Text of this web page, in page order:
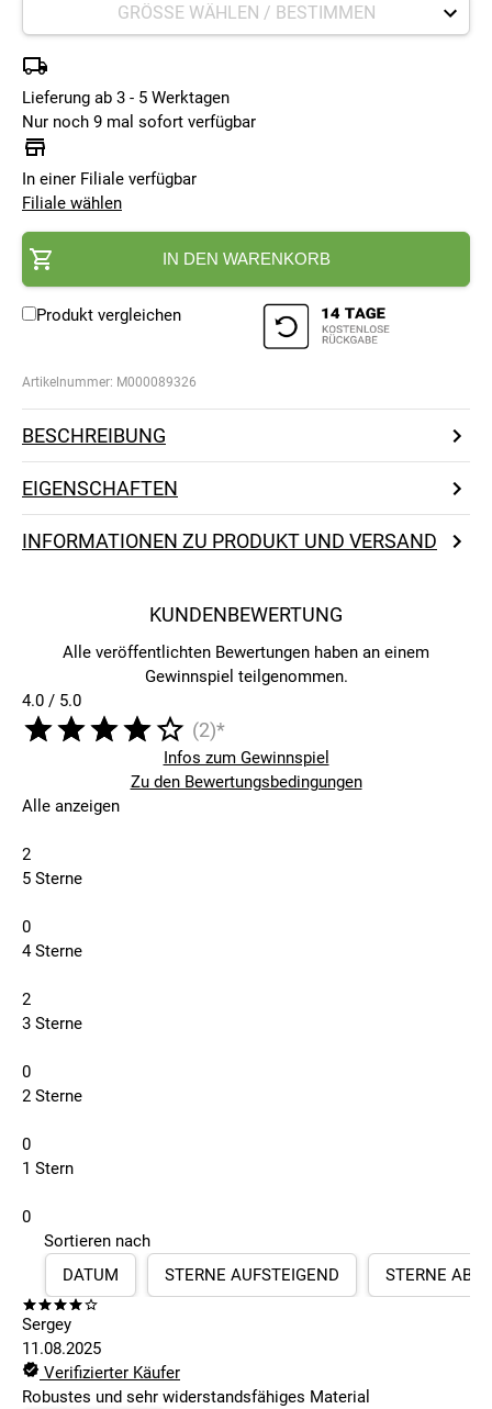
Lieferung ab 3 - 5 Werktagen
Nur noch 9 mal sofort verfügbar
In einer Filiale verfügbar
Filiale wählen
IN DEN WARENKORB
Produkt vergleichen
Artikelnummer: M000089326
BESCHREIBUNG
EIGENSCHAFTEN
INFORMATIONEN ZU PRODUKT UND VERSAND
KUNDENBEWERTUNG
Alle veröffentlichten Bewertungen haben an einem
Gewinnspiel teilgenommen.
4.0 / 5.0
(2)*
Infos zum Gewinnspiel
Zu den Bewertungsbedingungen
Alle anzeigen
2
5 Sterne
0
4 Sterne
2
3 Sterne
0
2 Sterne
0
1 Stern
0
Sortieren nach
DATUM
STERNE AUFSTEIGEND STERNE
Sergey
11.08.2025
Verifizierter Käufer
Robustes und sehr widerstandsfähiges Material